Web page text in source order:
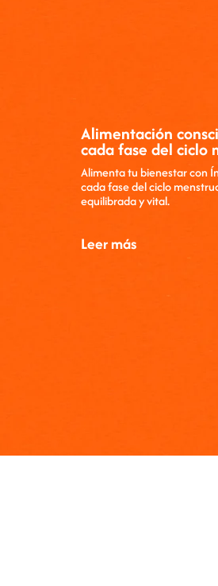
Alimentación
cada fase del ciclo
Alimenta tu bienestar con
cada fase del ciclo
equilibrada y vital.
Leer más